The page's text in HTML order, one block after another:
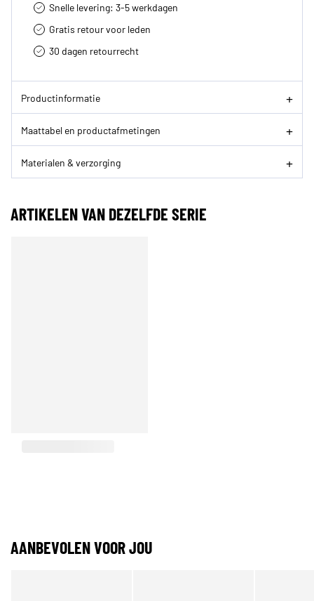
Snelle levering: 3-5 werkdagen
Gratis retour voor leden
30 dagen retourrecht­
Productinformatie
Maattabel en productafmetingen
Materialen & verzorging
ARTIKELEN VAN DEZELFDE SERIE
AANBEVOLEN VOOR JOU